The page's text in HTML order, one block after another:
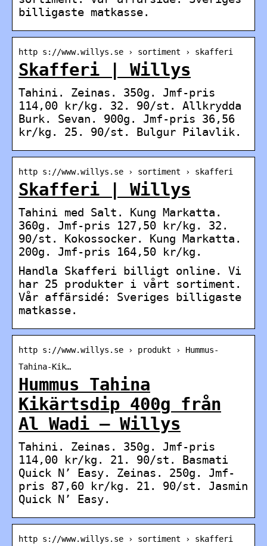
billigaste matkasse.
http s://www.willys.se › sortiment › skafferi
Skafferi | Willys
Tahini. Zeinas. 350g. Jmf-pris
114,00 kr/kg. 32. 90/st. Allkrydda
Burk. Sevan. 900g. Jmf-pris 36,56
kr/kg. 25. 90/st. Bulgur Pilavlik.
http s://www.willys.se › sortiment › skafferi
Skafferi | Willys
Tahini med Salt. Kung Markatta.
360g. Jmf-pris 127,50 kr/kg. 32.
90/st. Kokossocker. Kung Markatta.
200g. Jmf-pris 164,50 kr/kg.
Handla Skafferi billigt online. Vi
har 25 produkter i vårt sortiment.
Vår affärsidé: Sveriges billigaste
matkasse.
http s://www.willys.se › produkt › Hummus-
Tahina-Kik…
Hummus Tahina
Kikärtsdip 400g från
Al Wadi – Willys
Tahini. Zeinas. 350g. Jmf-pris
114,00 kr/kg. 21. 90/st. Basmati
Quick N’ Easy. Zeinas. 250g. Jmf-
pris 87,60 kr/kg. 21. 90/st. Jasmin
Quick N’ Easy.
http s://www.willys.se › sortiment › skafferi